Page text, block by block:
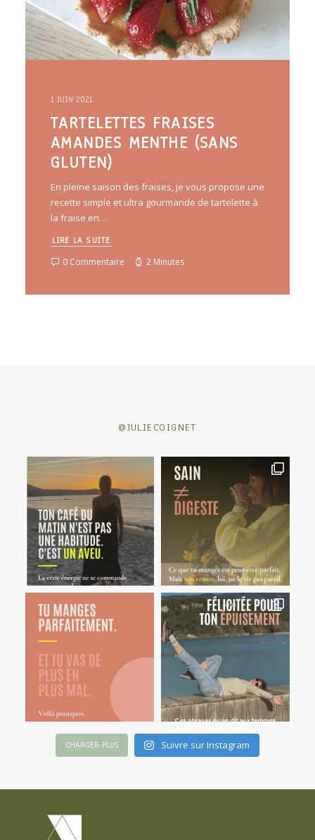
Panier
1 JUIN 2021
TARTELETTES FRAISES
AMANDES MENTHE (SANS
GLUTEN)
En pleine saison des fraises, je vous propose une
recette simple et ultra gourmande de tartelette à
la fraise en…
LIRE LA SUITE
0 Commentaire 2 Minutes
@JULIECOIGNET
CHARGER PLUS Suivre sur Instagram